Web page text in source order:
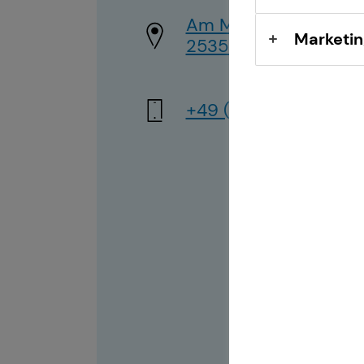
VermögenssicherungAm Markt 23
25355 Barmstedt
+49 (176) 41529984